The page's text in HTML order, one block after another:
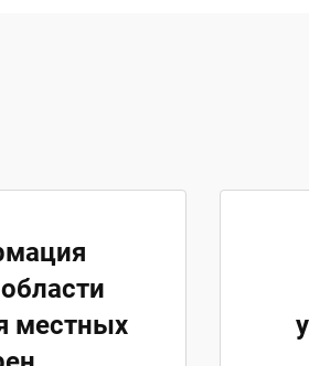
местных